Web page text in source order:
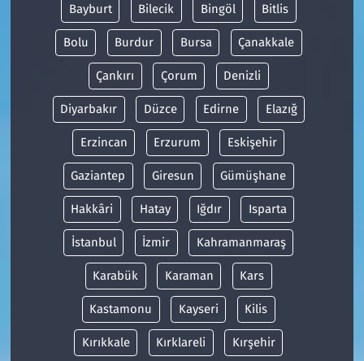
Bayburt Bilecik Bingöl Bitlis
Bolu Burdur Bursa Çanakkale
Çankırı Çorum Denizli
Diyarbakır Düzce Edirne Elazığ
Erzincan Erzurum Eskişehir
Gaziantep Giresun Gümüşhane
Hakkâri Hatay Iğdır Isparta
İstanbul İzmir Kahramanmaraş
Karabük Karaman Kars
Kastamonu Kayseri Kilis
Kırıkkale Kırklareli Kırşehir